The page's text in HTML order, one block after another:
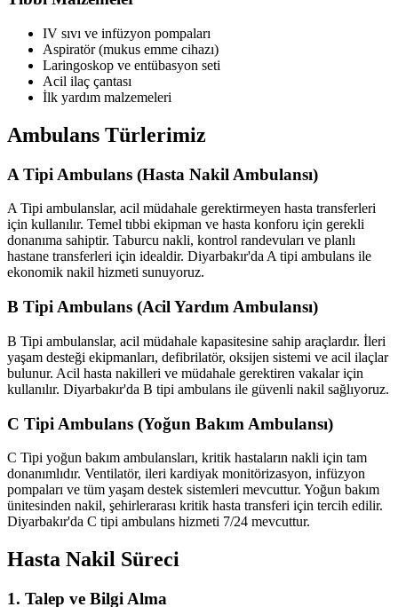
IV sıvı ve infüzyon pompaları
Aspiratör (mukus emme cihazı)
Laringoskop ve entübasyon seti
Acil ilaç çantası
İlk yardım malzemeleri
Ambulans Türlerimiz
A Tipi Ambulans (Hasta Nakil Ambulansı)
A Tipi ambulanslar, acil müdahale gerektirmeyen hasta transferleri
için kullanılır. Temel tıbbi ekipman ve hasta konforu için gerekli
donanıma sahiptir. Taburcu nakli, kontrol randevuları ve planlı
hastane transferleri için idealdir. Diyarbakır'da A tipi ambulans ile
ekonomik nakil hizmeti sunuyoruz.
B Tipi Ambulans (Acil Yardım Ambulansı)
B Tipi ambulanslar, acil müdahale kapasitesine sahip araçlardır. İleri
yaşam desteği ekipmanları, defibrilatör, oksijen sistemi ve acil ilaçlar
bulunur. Acil hasta nakilleri ve müdahale gerektiren vakalar için
kullanılır. Diyarbakır'da B tipi ambulans ile güvenli nakil sağlıyoruz.
C Tipi Ambulans (Yoğun Bakım Ambulansı)
C Tipi yoğun bakım ambulansları, kritik hastaların nakli için tam
donanımlıdır. Ventilatör, ileri kardiyak monitörizasyon, infüzyon
pompaları ve tüm yaşam destek sistemleri mevcuttur. Yoğun bakım
ünitesinden nakil, şehirlerarası kritik hasta transferi için tercih edilir.
Diyarbakır'da C tipi ambulans hizmeti 7/24 mevcuttur.
Hasta Nakil Süreci
1. Talep ve Bilgi Alma